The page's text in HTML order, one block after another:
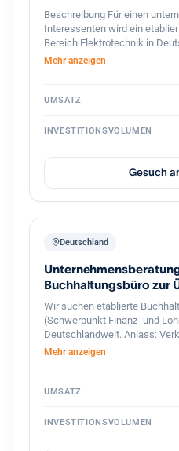
Beschreibung Für einen
Interessenten wird ein
Bereich Elektrotechnik in
auf profitablen kleinen bis
interessant sind
Industrieelektrik
Wartung & Service
(optional) Der Interessent
Weiterführung und
500.000 € und 5 Mio. €
Mehr anzeigen
UMSATZ
INVESTITIONSVOLUMEN
Gesuch
Deutschland
Buchhaltungsbüro zur
Wir suchen etablierte
(Schwerpunkt Finanz- und
Deutschlandweit. Anlass:
Nachfolgemangel oder
Mehr anzeigen
UMSATZ
INVESTITIONSVOLUMEN